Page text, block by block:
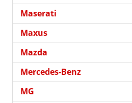
Maserati
Maxus
Mazda
Mercedes-Benz
MG